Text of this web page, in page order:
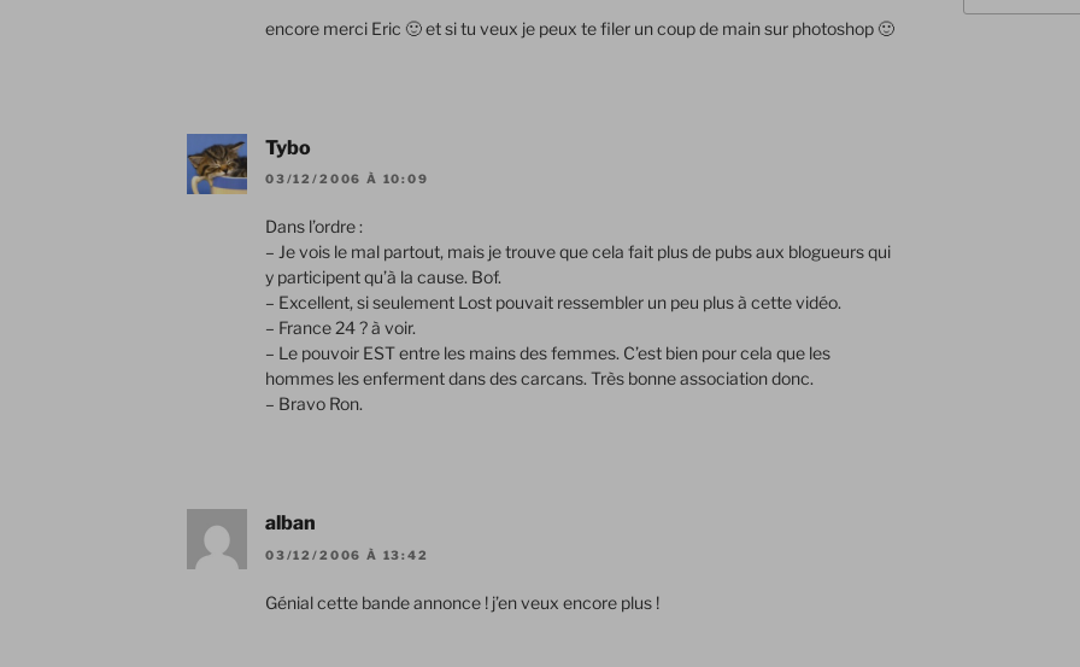
encore merci Eric 🙂 et si tu veux je peux te filer un coup de main sur photoshop 🙂
Tybo
03/12/2006 À 10:09
Dans l’ordre :
– Je vois le mal partout, mais je trouve que cela fait plus de pubs aux blogueurs qui
y participent qu’à la cause. Bof.
– Excellent, si seulement Lost pouvait ressembler un peu plus à cette vidéo.
– France 24 ? à voir.
– Le pouvoir EST entre les mains des femmes. C’est bien pour cela que les
hommes les enferment dans des carcans. Très bonne association donc.
– Bravo Ron.
alban
03/12/2006 À 13:42
Génial cette bande annonce ! j’en veux encore plus !
: